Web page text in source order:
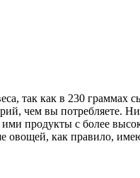
так как в 230 граммах
чем вы потребляете.
ими продукты с более
овощей, как правило,